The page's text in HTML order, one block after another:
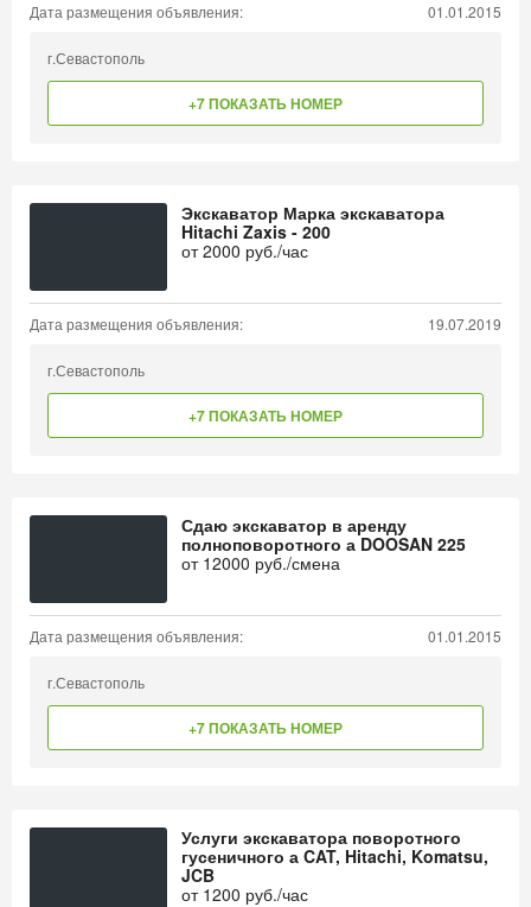
Дата размещения объявления: 01.01.2015
г.Севастополь
+7 ПОКАЗАТЬ НОМЕР
Экскаватор Марка экскаватора
Hitachi Zaxis - 200
от2000 руб./час
Дата размещения объявления: 19.07.2019
г.Севастополь
+7 ПОКАЗАТЬ НОМЕР
Сдаю экскаватор в аренду
полноповоротного а DOOSAN 225
от 12000 руб./смена
Дата размещения объявления: 01.01.2015
г.Севастополь
+7 ПОКАЗАТЬ НОМЕР
Услуги экскаватора поворотного
гусеничного а CAT, Hitachi, Komatsu,
JCB
от 1200 руб./час